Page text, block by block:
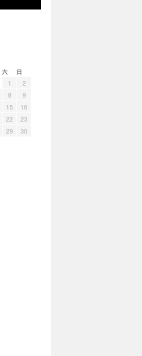
六 日
1
2
8
9
15
16
22
23
29
30